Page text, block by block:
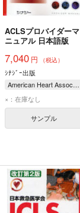
ACLSプロバイダーマ
ニュアル 日本語版
7,040 円 （税込）
ｼﾅｼﾞｰ出版
American Heart Association
×：在庫なし
サンプル